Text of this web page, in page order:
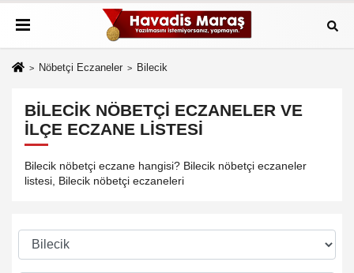
Nöbetçi Eczaneler Bilecik
BILECIK NÖBETÇI ECZANELER VE
İLÇE ECZANE LISTESI
Bilecik nöbetçi eczane hangisi? Bilecik nöbetçi eczaneler
listesi, Bilecik nöbetçi eczaneleri